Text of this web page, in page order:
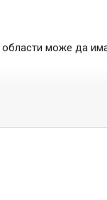
области може да